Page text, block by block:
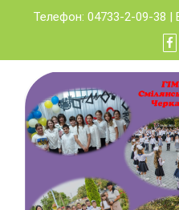
content
Телефон: 04733-2-09-38 |